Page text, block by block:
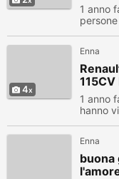
1 anno
4
Enna
1 anno
hanno
Enna
buona